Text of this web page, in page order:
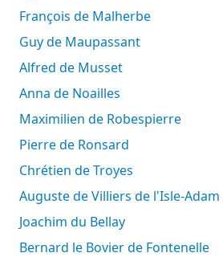
François de Malherbe
Guy de Maupassant
Alfred de Musset
Anna de Noailles
Maximilien de Robespierre
Pierre de Ronsard
Chrétien de Troyes
Auguste de Villiers de l'Isle-Adam
Joachim du Bellay
Bernard le Bovier de Fontenelle